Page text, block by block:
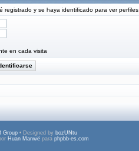
registrado y se haya identificado para ver perfiles.
en cada visita
Group • Designed by bozUNtu
Huan Manwë para phpbb-es.com